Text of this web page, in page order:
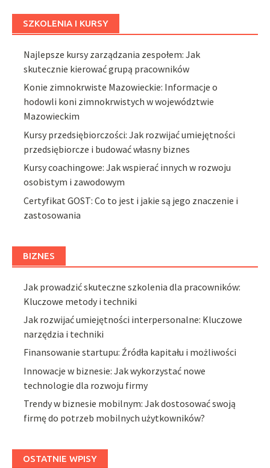
SZKOLENIA I KURSY
Najlepsze kursy zarządzania zespołem: Jak
skutecznie kierować grupą pracowników
Konie zimnokrwiste Mazowieckie: Informacje o
hodowli koni zimnokrwistych w województwie
Mazowieckim
Kursy przedsiębiorczości: Jak rozwijać umiejętności
przedsiębiorcze i budować własny biznes
Kursy coachingowe: Jak wspierać innych w rozwoju
osobistym i zawodowym
Certyfikat GOST: Co to jest i jakie są jego znaczenie i
zastosowania
BIZNES
Jak prowadzić skuteczne szkolenia dla pracowników:
Kluczowe metody i techniki
Jak rozwijać umiejętności interpersonalne: Kluczowe
narzędzia i techniki
Finansowanie startupu: Źródła kapitału i możliwości
Innowacje w biznesie: Jak wykorzystać nowe
technologie dla rozwoju firmy
Trendy w biznesie mobilnym: Jak dostosować swoją
firmę do potrzeb mobilnych użytkowników?
OSTATNIE WPISY